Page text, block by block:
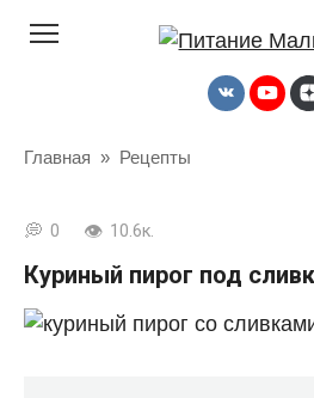
Главная » Рецепты
0 10.6к.
Куриный пирог под